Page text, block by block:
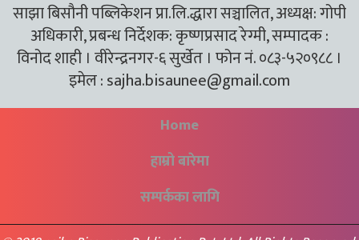
साझा बिसौनी पब्लिकेशन प्रा.लि.द्धारा सञ्चालित, अध्यक्ष: गोपी
अधिकारी, प्रबन्ध निर्देशक: कृष्णप्रसाद रेग्मी, सम्पादक :
विनोद शाही । वीरेन्द्रनगर-६ सुर्खेत । फोन नं. ०८३-५२०९८८ ।
इमेल :sajha.bisaunee@gmail.com
Home
हाम्रो बारेमा
सम्पर्कका लागि